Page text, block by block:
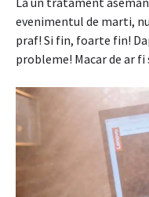
evenimentul de marti,
praf! Si fin, foarte fin!
probleme! Macar de ar